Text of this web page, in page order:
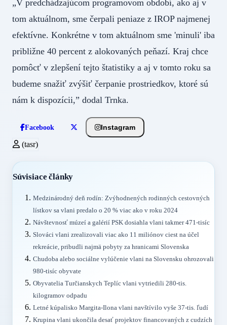
„V predchádzajúcom programovom období, ako aj v
tom aktuálnom, sme čerpali peniaze z IROP najmenej
efektívne. Konkrétne v tom aktuálnom sme 'minuli' iba
približne 40 percent z alokovaných peňazí. Kraj chce
pomôcť v zlepšení tejto štatistiky a aj v tomto roku sa
budeme snažiť zvýšiť čerpanie prostriedkov, ktoré sú
nám k dispozícii,” dodal Trnka.
Facebook Instagram
(tasr)
Súvisiace články
Medzinárodný deň rodín: Zvýhodnených rodinných cestovných
lístkov sa vlani predalo o 20 % viac ako v roku 2024
Návštevnosť múzeí a galérií PSK dosiahla vlani takmer 471-tisíc
Slováci vlani zrealizovali viac ako 11 miliónov ciest na účel
rekreácie, pribudli najmä pobyty za hranicami Slovenska
Chudoba alebo sociálne vylúčenie vlani na Slovensku ohrozovali
980-tisíc obyvate
Obyvatelia Turčianskych Teplíc vlani vytriedili 280-tis.
kilogramov odpadu
Letné kúpalisko Margita-Ilona vlani navštívilo vyše 37-tis. ľudí
Krupina vlani ukončila desať projektov financovaných z cudzích